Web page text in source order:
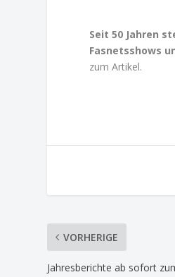
Seit 50 Jahren
Fasnetsshows
zum Artikel.
VORHERIGE
Jahresberichte ab sofort